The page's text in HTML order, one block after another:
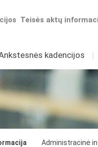
Teisės aktų
kadencijos I
Administracinė